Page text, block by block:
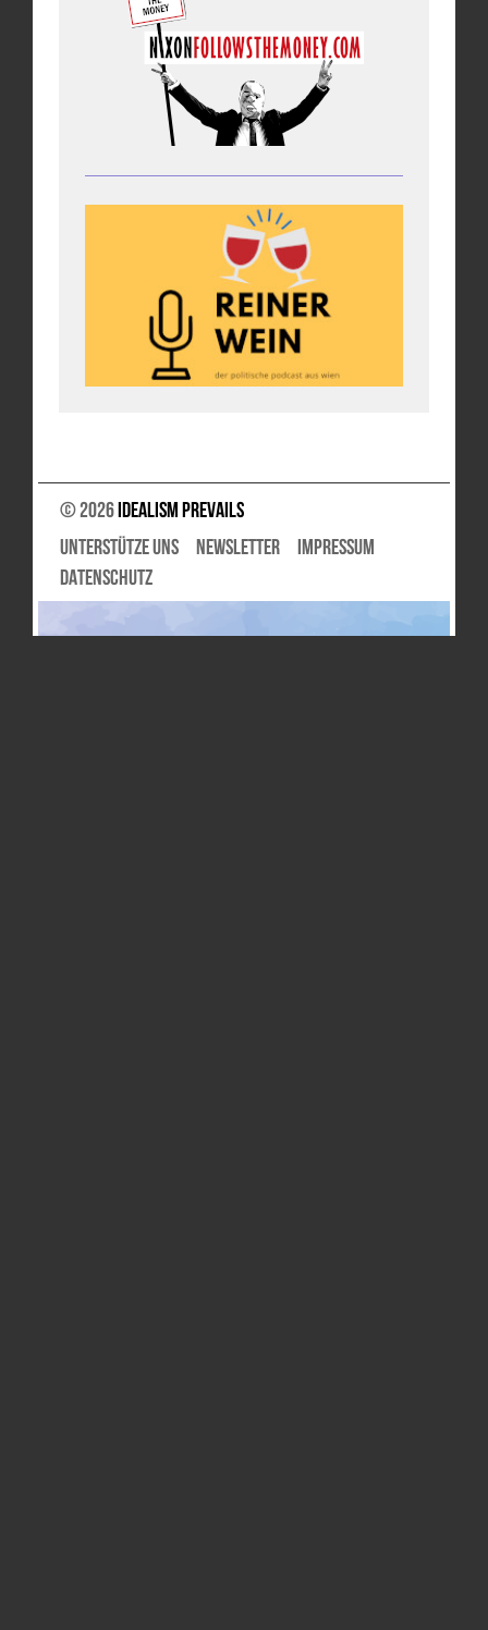
© 2026Idealism Prevails
UNTERSTÜTZE UNS
NEWSLETTER
IMPRESSUM
DATENSCHUTZ